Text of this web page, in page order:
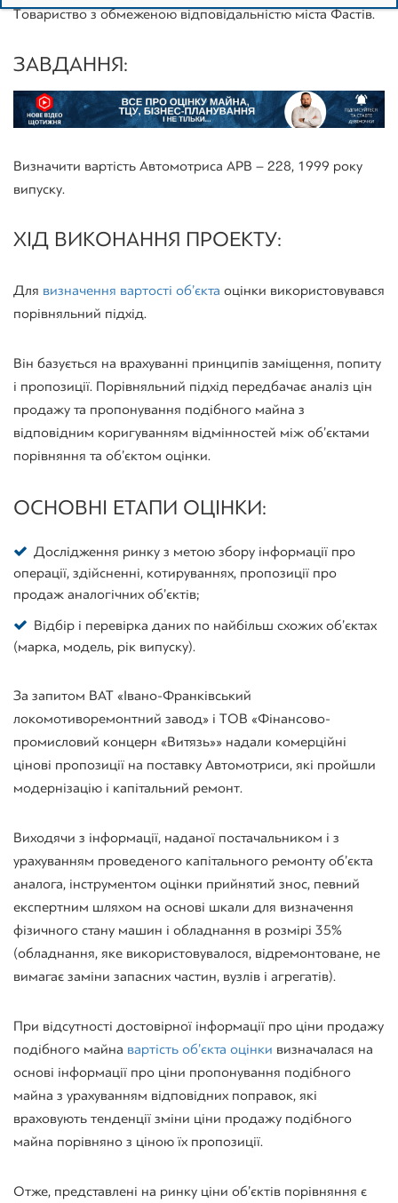
Товариство з обмеженою відповідальністю міста Фастів.
ЗАВДАННЯ:
Визначити вартість Автомотриса АРВ – 228, 1999 року
випуску.
ХІД ВИКОНАННЯ ПРОЕКТУ:
Для визначення вартості об’єкта оцінки використовувався
порівняльний підхід.
Він базується на врахуванні принципів заміщення, попиту
і пропозиції. Порівняльний підхід передбачає аналіз цін
продажу та пропонування подібного майна з
відповідним коригуванням відмінностей між об’єктами
порівняння та об’єктом оцінки.
ОСНОВНІ ЕТАПИ ОЦІНКИ:
Дослідження ринку з метою збору інформації про
операції, здійсненні, котируваннях, пропозиції про
продаж аналогічних об’єктів;
Відбір і перевірка даних по найбільш схожих об’єктах
(марка, модель, рік випуску).
За запитом ВАТ «Івано-Франківський
локомотиворемонтний завод» і ТОВ «Фінансово-
промисловий концерн «Витязь»» надали комерційні
цінові пропозиції на поставку Автомотриси, які пройшли
модернізацію і капітальний ремонт.
Виходячи з інформації, наданої постачальником і з
урахуванням проведеного капітального ремонту об’єкта
аналога, інструментом оцінки прийнятий знос, певний
експертним шляхом на основі шкали для визначення
фізичного стану машин і обладнання в розмірі 35%
(обладнання, яке використовувалося, відремонтоване, не
вимагає заміни запасних частин, вузлів і агрегатів).
При відсутності достовірної інформації про ціни продажу
подібного майна вартість об’єкта оцінки визначалася на
основі інформації про ціни пропонування подібного
майна з урахуванням відповідних поправок, які
враховують тенденції зміни ціни продажу подібного
майна порівняно з ціною їх пропозиції.
Отже, представлені на ринку ціни об’єктів порівняння є